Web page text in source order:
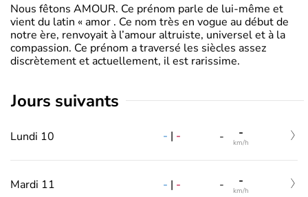
Nous fêtons AMOUR. Ce prénom parle de lui-même et
vient du latin « amor . Ce nom très en vogue au début de
notre ère, renvoyait à l’amour altruiste, universel et à la
compassion. Ce prénom a traversé les siècles assez
discrètement et actuellement, il est rarissime.
jours suivants
Lundi 10 - | - - -
km/h
Mardi 11 - | - - -
km/h